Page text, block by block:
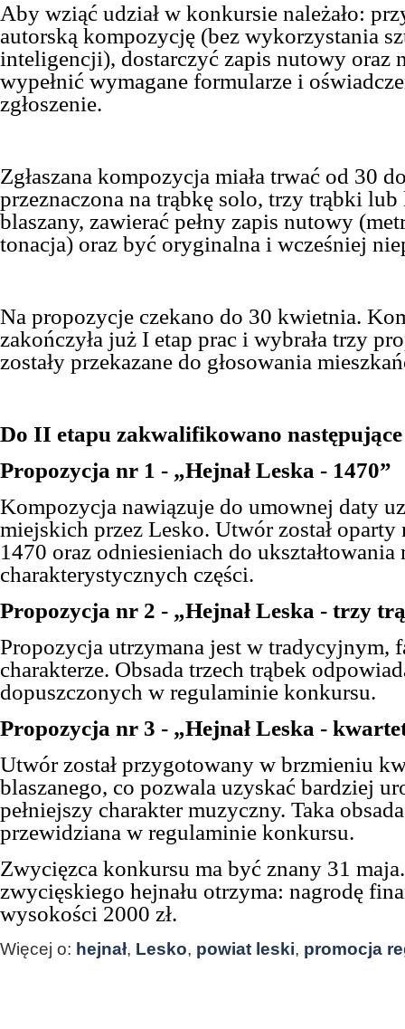
Aby wziąć udział w konkursie należało:
autorską kompozycję (bez wykorzystania
inteligencji), dostarczyć zapis nutowy oraz
wypełnić wymagane formularze i
zgłoszenie.
Zgłaszana kompozycja miała trwać od 30
przeznaczona na trąbkę solo, trzy trąbki
blaszany, zawierać pełny zapis nutowy
tonacja) oraz być oryginalna i wcześniej
Na propozycje czekano do 30 kwietnia.
zakończyła już I etap prac i wybrała trzy
zostały przekazane do głosowania
Do II etapu zakwalifikowano
Propozycja nr 1 - „Hejnał Leska - 1470”
Kompozycja nawiązuje do umownej daty
miejskich przez Lesko. Utwór został
1470 oraz odniesieniach do ukształtowania
charakterystycznych części.
Propozycja nr 2 - „Hejnał Leska - trzy
Propozycja utrzymana jest w tradycyjnym,
charakterze. Obsada trzech trąbek
dopuszczonych w regulaminie konkursu.
Propozycja nr 3 - „Hejnał Leska -
Utwór został przygotowany w brzmieniu
blaszanego, co pozwala uzyskać bardziej
pełniejszy charakter muzyczny. Taka
przewidziana w regulaminie konkursu.
Zwycięzca konkursu ma być znany 31
zwycięskiego hejnału otrzyma: nagrodę
wysokości 2000 zł.
Więcej o: hejnał, Lesko, powiat leski, promocja